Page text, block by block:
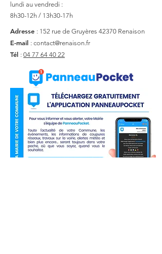
lundi au vendredi :
8h30-12h / 13h30-17h
Adresse : 152 rue de Gruyères 42370 Renaison
E-mail : contact@renaison.fr
Tél : 04 77 64 40 22